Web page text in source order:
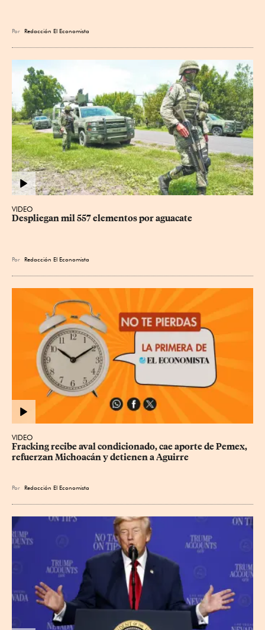
Por Redacción El Economista
VIDEO
Despliegan mil 557 elementos por aguacate
Por Redacción El Economista
VIDEO
Fracking recibe aval condicionado, cae aporte de Pemex,
refuerzan Michoacán y detienen a Aguirre
Por Redacción El Economista